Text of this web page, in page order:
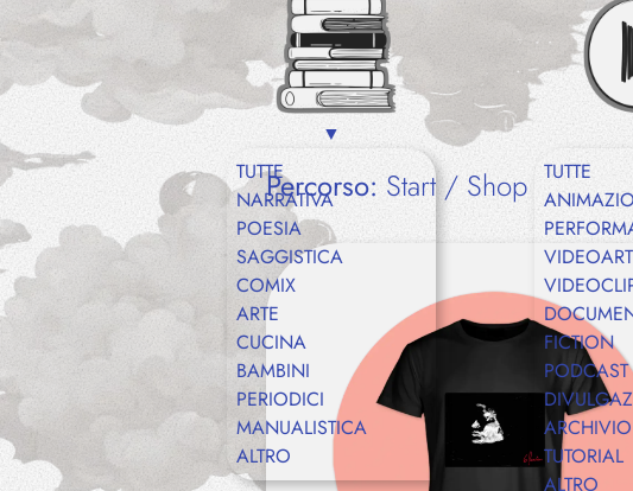
TUTTE
NARRATIVA
POESIA
SAGGISTICA
COMIX
ARTE
CUCINA
BAMBINI
PERIODICI
MANUALISTICA
ALTRO
TUTTE
FICTION
PODCAST
TUTORIAL
ALTRO
Percorso: Start Shop